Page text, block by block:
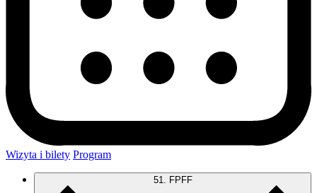
Wizyta i bilety Program
51. FPFF